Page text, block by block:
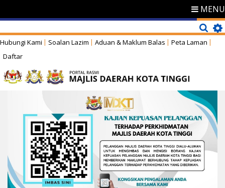
MENU
Hubungi Kami Soalan Lazim Aduan & Maklum Balas
Peta Laman
Daftar